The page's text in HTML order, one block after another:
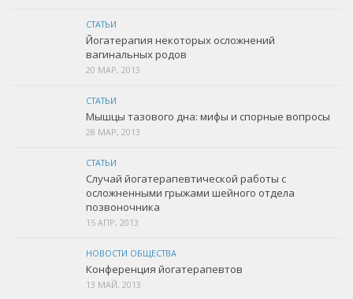
СТАТЬИ
Йогатерапия некоторых осложнений
вагинальных родов
20 МАР, 2013
СТАТЬИ
Мышцы тазового дна: мифы и спорные вопросы
28 МАР, 2013
СТАТЬИ
Случай йогатерапевтической работы с
осложненными грыжами шейного отдела
позвоночника
15 АПР, 2013
НОВОСТИ ОБЩЕСТВА
Конференция йогатерапевтов
13 МАЙ, 2013